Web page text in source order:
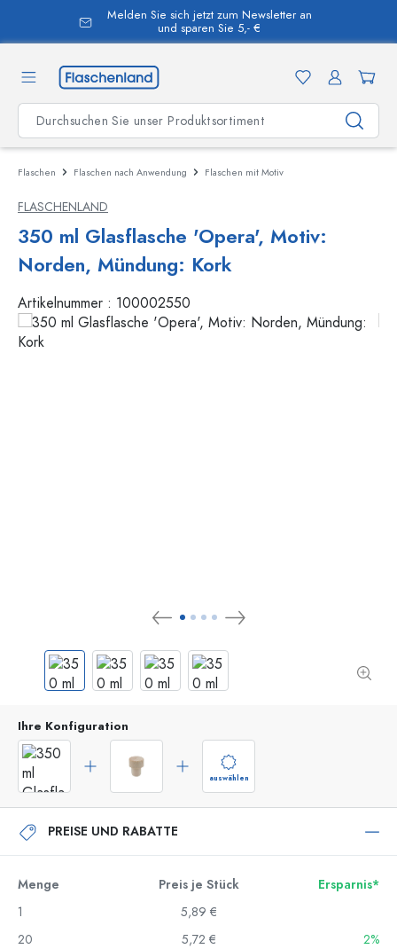
springen
Melden Sie sich jetzt zum Newsletter an
und sparen Sie 5,- €
Flaschen Flaschen nach Anwendung Flaschen mit Motiv
FLASCHENLAND
350 ml Glasflasche 'Opera', Motiv:
Norden, Mündung: Kork
Artikelnummer : 100002550
Ihre Konfiguration
auswählen
PREISE UND RABATTE
Menge Preis je Stück
Ersparnis*
1
5,89 €
20
5,72 €
2%